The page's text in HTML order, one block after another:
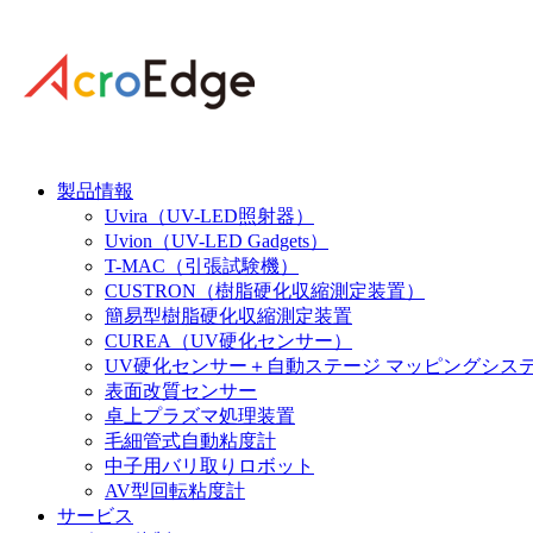
製品情報
Uvira（UV-LED照射器）
Uvion（UV-LED Gadgets）
T-MAC（引張試験機）
CUSTRON（樹脂硬化収縮測定装置）
簡易型樹脂硬化収縮測定装置
CUREA（UV硬化センサー）
UV硬化センサー＋自動ステージ マッピングシス
表面改質センサー
卓上プラズマ処理装置
毛細管式自動粘度計
中子用バリ取りロボット
AV型回転粘度計
サービス